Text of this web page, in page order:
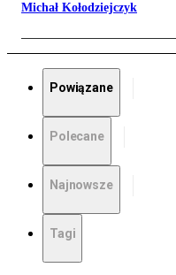
Michał Kołodziejczyk
Powiązane
Polecane
Najnowsze
Tagi